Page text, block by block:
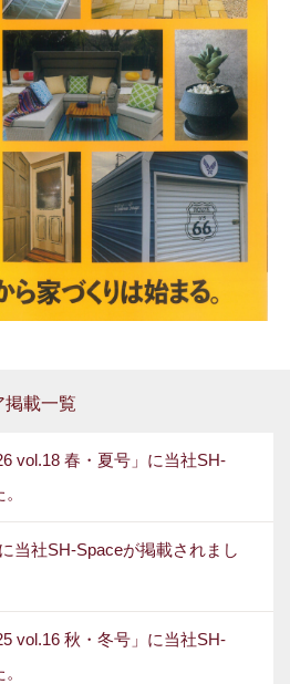
掲載一覧
vol.18 春・夏号」に当社SH-
当社SH-Spaceが掲載されまし
vol.16 秋・冬号」に当社SH-